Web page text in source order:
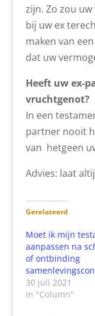
zijn. Zo zou
bij uw ex
maken van
dat uw
Heeft uw ex-
vruchtgenot?
In een
partner nooit
van hetgeen
Advies: laat
Gerelateerd
Moet ik mijn
aanpassen na
of ontbinding
30 juli 2021
In "Column"